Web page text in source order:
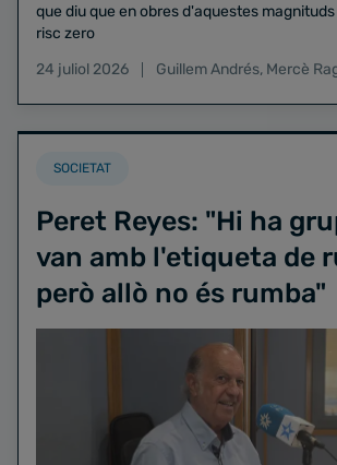
que diu que en obres d'aquestes
risc zero
24 juliol 2026
Guillem Andrés, Mercè
SOCIETAT
Peret Reyes: "Hi ha
van amb l'etiqueta de
però allò no és rumba"